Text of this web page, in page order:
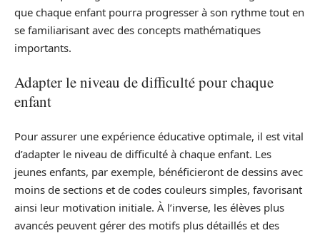
que chaque enfant pourra progresser à son rythme tout en
se familiarisant avec des concepts mathématiques
importants.
Adapter le niveau de difficulté pour chaque
enfant
Pour assurer une expérience éducative optimale, il est vital
d’adapter le niveau de difficulté à chaque enfant. Les
jeunes enfants, par exemple, bénéficieront de dessins avec
moins de sections et de codes couleurs simples, favorisant
ainsi leur motivation initiale. À l’inverse, les élèves plus
avancés peuvent gérer des motifs plus détaillés et des